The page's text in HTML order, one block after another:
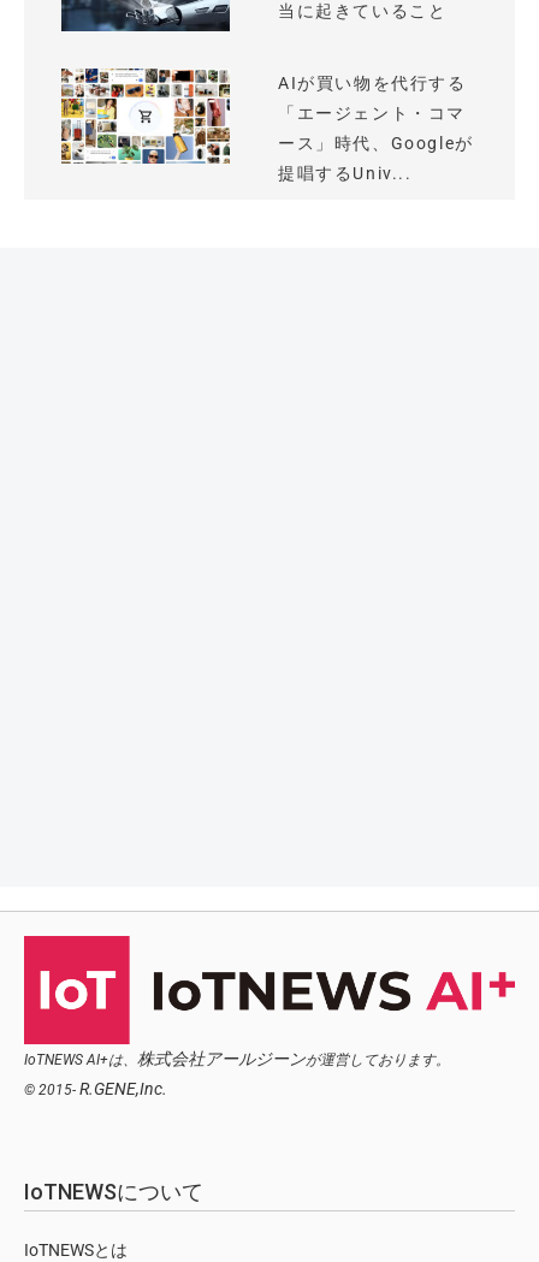
当に起きていること
AIが買い物を代行する
「エージェント・コマ
ース」時代、Googleが
提唱するUniv...
IoTNEWS AI+は、 株式会社アールジーンが運営しております。
© 2015- R.GENE,Inc.
IoTNEWSについて
IoTNEWSとは